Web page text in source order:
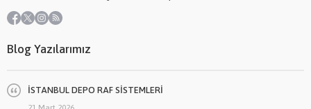
Blog Yazılarımız
İSTANBUL DEPO RAF SİSTEMLERİ